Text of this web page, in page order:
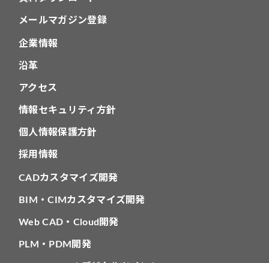
メールマガジン登録
企業情報
沿革
アクセス
情報セキュリティ方針
個人情報保護方針
採用情報
CADカスタマイズ開発
BIM・CIMカスタマイズ開発
Web CAD・Cloud開発
PLM・PDM開発